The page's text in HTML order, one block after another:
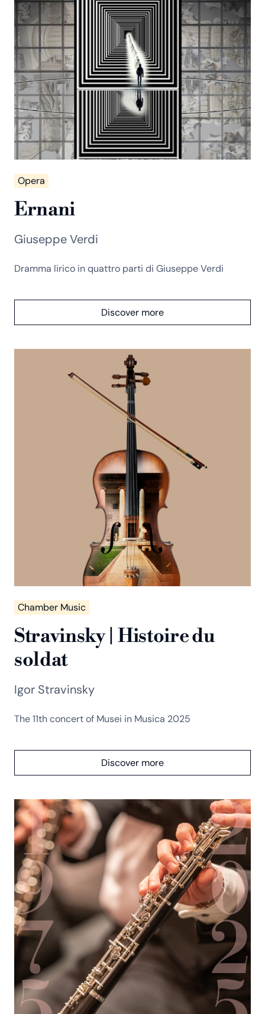
Opera
Ernani
Giuseppe Verdi
Dramma lirico in quattro parti di Giuseppe Verdi
Discover more
Chamber Music
Stravinsky | Histoire du
soldat
Igor Stravinsky
The 11th concert of Musei in Musica 2025
Discover more